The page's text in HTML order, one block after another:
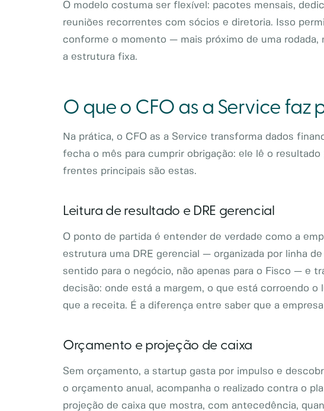
O modelo costuma ser flexível: pacotes mensais,
reuniões recorrentes com sócios e diretoria. Isso
conforme o momento — mais próximo de uma
a estrutura fixa.
O que o CFO as a Service faz
Na prática, o CFO as a Service transforma dados
fecha o mês para cumprir obrigação: ele lê o
frentes principais são estas.
Leitura de resultado e DRE gerencial
O ponto de partida é entender de verdade como a
estrutura uma DRE gerencial — organizada por linha
sentido para o negócio, não apenas para o Fisco — e
decisão: onde está a margem, o que está corroendo o
que a receita. É a diferença entre saber que a
Orçamento e projeção de caixa
Sem orçamento, a startup gasta por impulso e
o orçamento anual, acompanha o realizado contra o
projeção de caixa que mostra, com antecedência,